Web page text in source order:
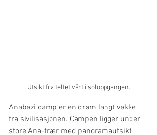
Utsikt fra teltet vårt i soloppgangen.
Anabezi camp er en drøm langt vekke
fra sivilisasjonen. Campen ligger under
store Ana-trær med panoramautsikt